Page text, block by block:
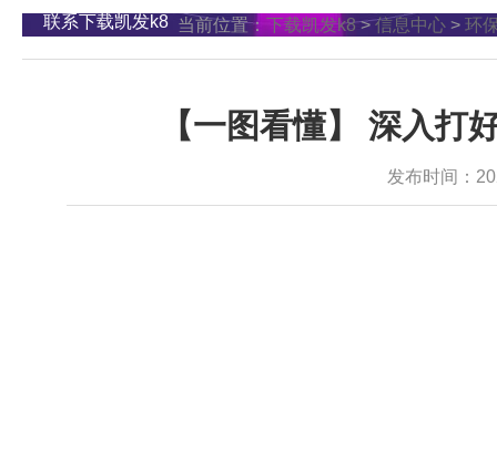
联系下载凯发k8 当前位置： 下载凯发k8>信息中心 > 环
【一图看懂】 深入打
发布时间：